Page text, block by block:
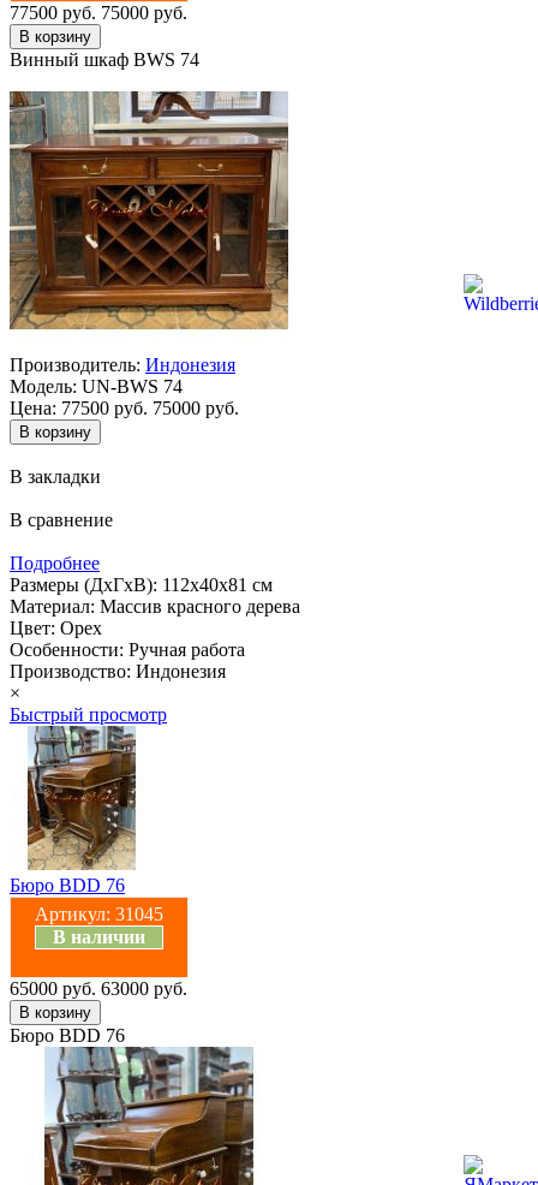
77500 руб. 75000 руб.
Винный шкаф BWS 74
Производитель: Индонезия
Модель: UN-BWS 74
Цена: 77500 руб. 75000 руб.
В закладки
В сравнение
Подробнее
Размеры (ДхГхВ): 112х40х81 см
Материал: Массив красного дерева
Цвет: Орех
Особенности: Ручная работа
Производство: Индонезия
×
Быстрый просмотр
Бюро BDD 76
Артикул: 31045
В наличии
65000 руб. 63000 руб.
Бюро BDD 76